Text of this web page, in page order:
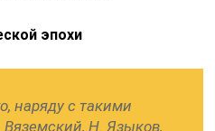
эпохи
наряду с такими
Вяземский, Н. Языков,